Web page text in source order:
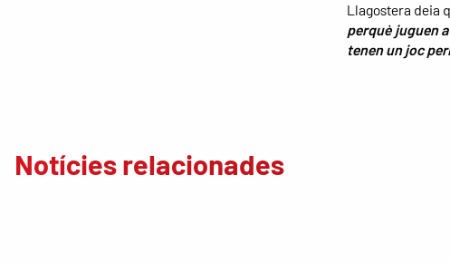
Llagostera deia
perquè juguen
tenen un joc
Notícies relacionades